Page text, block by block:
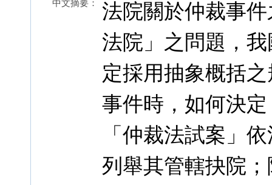
中文摘要：
法院關於仲裁事
法院」之問題，
定採用抽象概括
事件時，如何決
「仲裁法試案」
列舉其管轄抉院